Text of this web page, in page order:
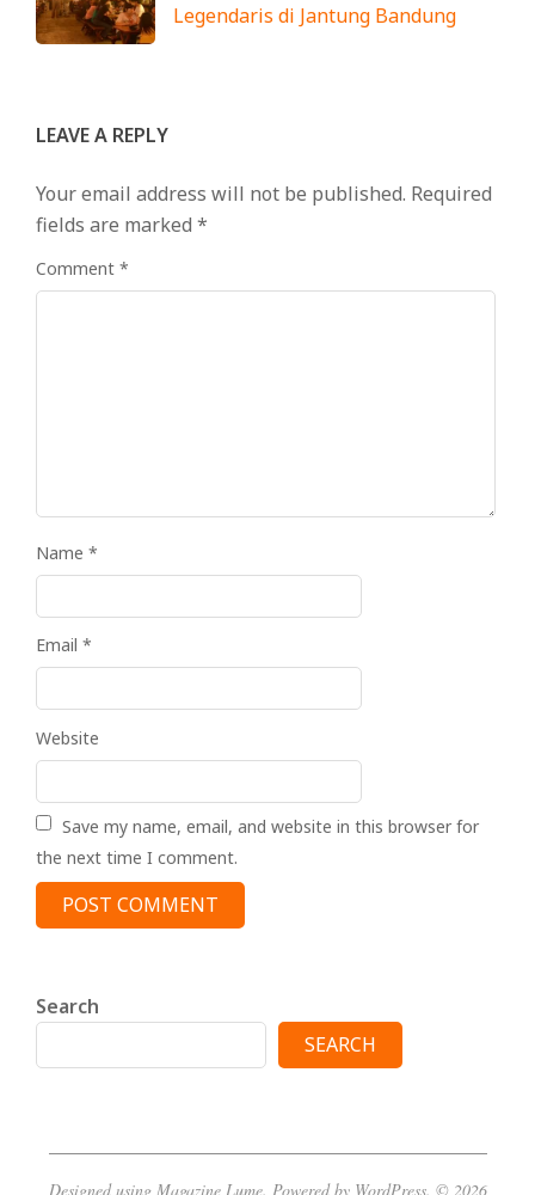
Legendaris di Jantung Bandung
LEAVE A REPLY
Your email address will not be published. Required
fields are marked *
Comment *
Name *
Email *
Website
Save my name, email, and website in this browser for
the next time I comment.
Search
SEARCH
Designed using Magazine Lume. Powered by WordPress. © 2026